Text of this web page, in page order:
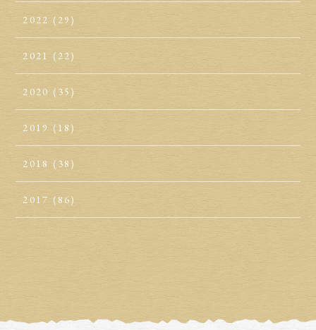
2022 (29)
2021 (22)
2020 (35)
2019 (18)
2018 (38)
2017 (86)